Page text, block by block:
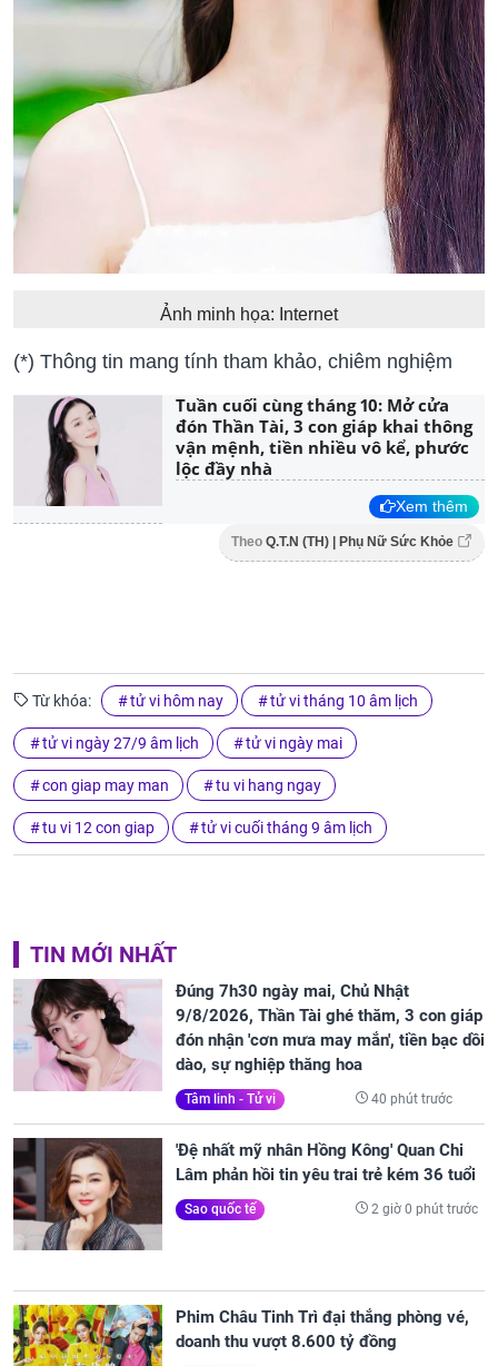
Ảnh minh họa: Internet
(*) Thông tin mang tính tham khảo, chiêm nghiệm
Tuần cuối cùng tháng 10: Mở cửa
đón Thần Tài, 3 con giáp khai thông
vận mệnh, tiền nhiều vô kể, phước
lộc đầy nhà
Xem thêm
Theo Q.T.N (TH) | Phụ Nữ Sức Khỏe
Từ khóa: tử vi hôm nay tử vi tháng 10 âm lịch
tử vi ngày 27/9 âm lịch tử vi ngày mai
con giap may man tu vi hang ngay
tu vi 12 con giap tử vi cuối tháng 9 âm lịch
TIN MỚI NHẤT
Đúng 7h30 ngày mai, Chủ Nhật
9/8/2026, Thần Tài ghé thăm, 3 con giáp
đón nhận 'cơn mưa may mắn', tiền bạc dồi
dào, sự nghiệp thăng hoa
Tâm linh - Tử vi 40 phút trước
'Đệ nhất mỹ nhân Hồng Kông' Quan Chi
Lâm phản hồi tin yêu trai trẻ kém 36 tuổi
Sao quốc tế 2 giờ 0 phút trước
Phim Châu Tinh Trì đại thắng phòng vé,
doanh thu vượt 8.600 tỷ đồng